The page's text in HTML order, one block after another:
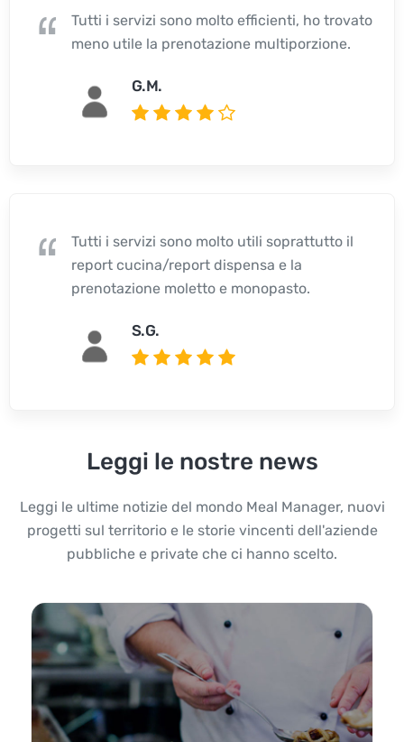
Tutti i servizi sono molto efficienti, ho trovato
meno utile la prenotazione multiporzione.
G.M.
Tutti i servizi sono molto utili soprattutto il
report cucina/report dispensa e la
prenotazione moletto e monopasto.
S.G.
Leggi le nostre news
Leggi le ultime notizie del mondo Meal Manager, nuovi
progetti sul territorio e le storie vincenti dell'aziende
pubbliche e private che ci hanno scelto.